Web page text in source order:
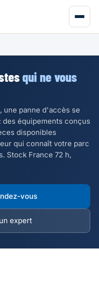
qui ne vous
une panne d'accès se
équipements conçus
disponibles
qui connaît votre parc
Stock France 72 h,
vous
expert